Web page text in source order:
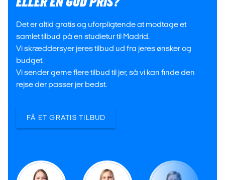
Det er altid gratis og uforpligtende at modtage et
samlet tilbud på en studietur til Madrid.
Vi skræddersyer jeres tilbud ud fra jeres ønsker og
budget.
Vi sender gerne flere tilbud til jer, så vi kan finde den
rejse der passer jer bedst.
FÅ ET GRATIS TILBUD